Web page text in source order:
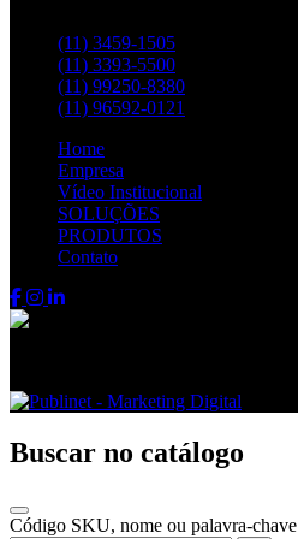
(11) 3459-1505
(11) 3393-5500
(11) 99250-8380
(11) 96592-0121
Home
Empresa
Vídeo Institucional
SOLUÇÕES
PRODUTOS
Contato
Buscar no catálogo
Código SKU, nome ou palavra-chave